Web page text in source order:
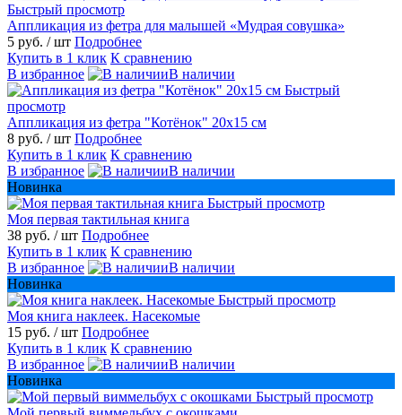
Быстрый просмотр
Аппликация из фетра для малышей «Мудрая совушка»
5 руб. / шт Подробнее
Купить в 1 клик К сравнению
В избранное
В наличии
Быстрый
просмотр
Аппликация из фетра "Котёнок" 20х15 см
8 руб. / шт Подробнее
Купить в 1 клик К сравнению
В избранное
В наличии
Новинка
Быстрый просмотр
Моя первая тактильная книга
38 руб. / шт Подробнее
Купить в 1 клик К сравнению
В избранное
В наличии
Новинка
Быстрый просмотр
Моя книга наклеек. Насекомые
15 руб. / шт Подробнее
Купить в 1 клик К сравнению
В избранное
В наличии
Новинка
Быстрый просмотр